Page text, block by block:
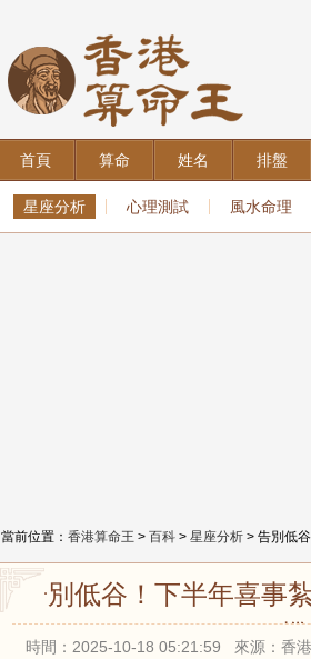
首頁 算命 姓名 排盤
星座分析 心理測試 風水命理
當前位置： 香港算命王 > 百科 > 星座分析 > 告別低
告別低谷！下半年喜事
時間：2025-10-18 05:21:59 來源：香